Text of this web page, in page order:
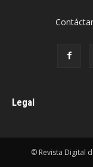
Legal
© Revista Digital